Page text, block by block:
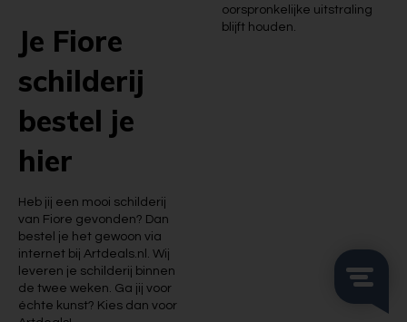
Je Fiore
schilderij
bestel je
hier
Heb jij een mooi schilderij
van Fiore gevonden? Dan
bestel je het gewoon via
internet bij Artdeals.nl. Wij
leveren je schilderij binnen
de twee weken. Ga jij voor
échte kunst? Kies dan voor
oorspronkelijke uitstraling
blijft houden.